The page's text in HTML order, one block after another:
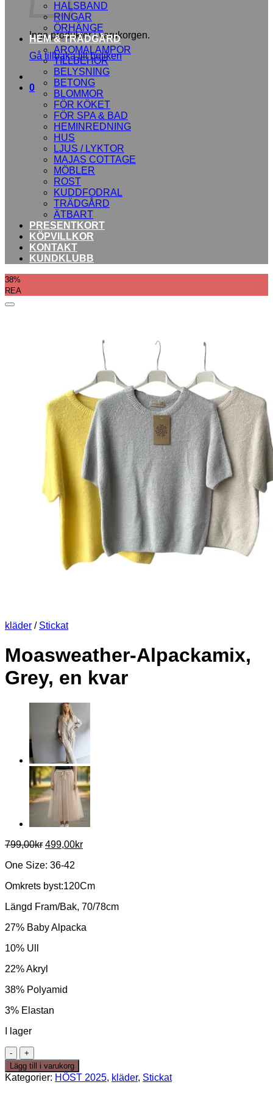
Inga produkter i varukorgen.
Gå tillbaka till butiken
0
HALSBAND
RINGAR
ÖRHÄNGE
HEM & TRÄDGÅRD
AROMALAMPOR
TILLBEHÖR
BELYSNING
BETONG
BLOMMOR
FÖR KÖKET
FÖR SPA & BAD
HEMINREDNING
HUS
LJUS / LYKTOR
MAJAS COTTAGE
MÖBLER
ROST
KUDDFODRAL
TRÄDGÅRD
ÄTBART
PRESENTKORT
KÖPVILLKOR
KONTAKT
KUNDKLUBB
38%
REA
kläder / Stickat
Moasweather-Alpackamix,
Grey, en kvar
799,00kr Det
priset
799,00kr.
499,00krDet
499,00kr.
One Size: 36-42
Omkrets byst:120Cm
Längd Fram/Bak, 70/78cm
27% Baby Alpacka
10% Ull
22% Akryl
38% Polyamid
3% Elastan
I lager
Moasweather-
Alpackamix,
Grey,
en
Lägg till i varukorg
Kategorier: HÖST 2025, kläder, Stickat